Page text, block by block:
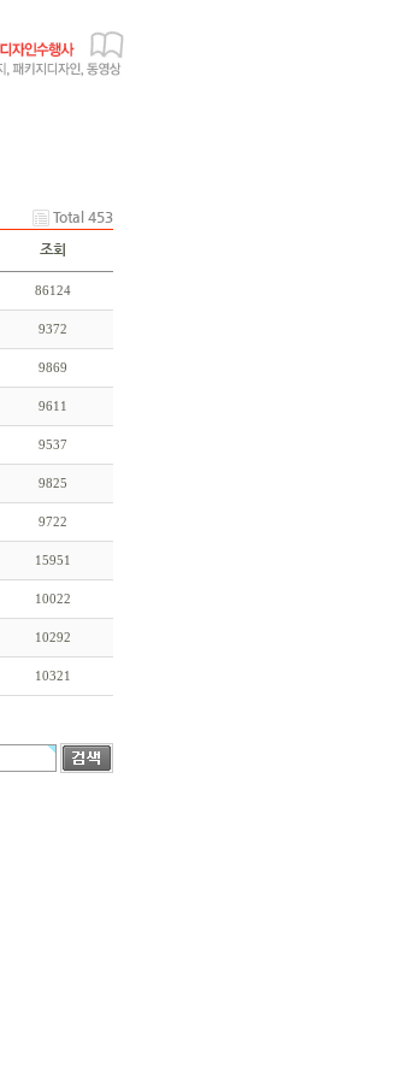
Total 453
조회
86124
9372
9869
9611
9537
9825
9722
15951
10022
10292
10321